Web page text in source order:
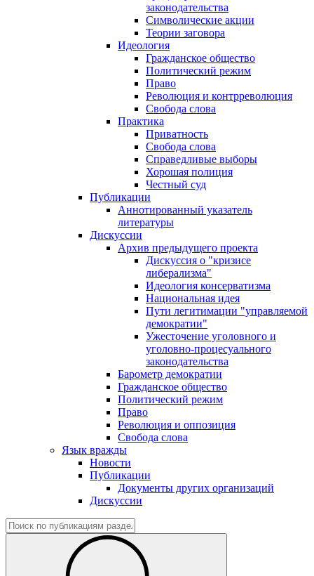
законодательства
Символические акции
Теории заговора
Идеология
Гражданское общество
Политический режим
Право
Революция и контрреволюция
Свобода слова
Практика
Приватность
Свобода слова
Справедливые выборы
Хорошая полиция
Честный суд
Публикации
Аннотированный указатель
литературы
Дискуссии
Архив предыдущего проекта
Дискуссия о "кризисе
либерализма"
Идеология консерватизма
Национальная идея
Пути легитимации "управляемой
демократии"
Ужесточение уголовного и
уголовно-процесуального
законодательства
Барометр демократии
Гражданское общество
Политический режим
Право
Революция и оппозиция
Свобода слова
Язык вражды
Новости
Публикации
Документы других организаций
Дискуссии